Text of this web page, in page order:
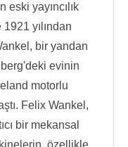
yayıncılık
yılından
bir yandan
evinin
motorlu
Felix Wankel,
bir mekansal
özellikle